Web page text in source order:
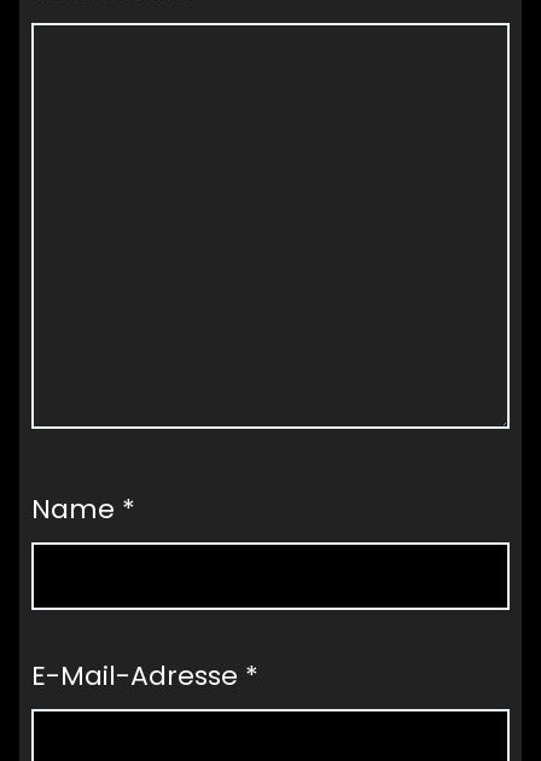
Name *
E-Mail-Adresse *